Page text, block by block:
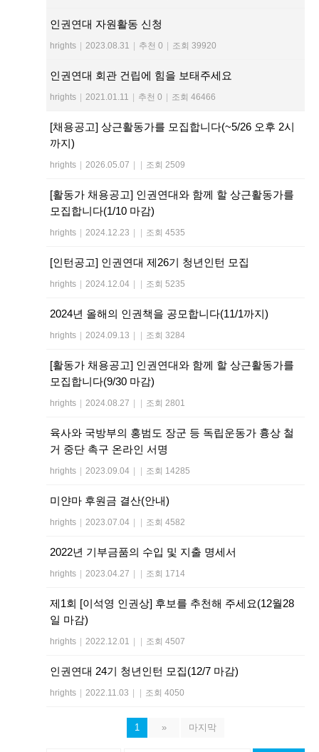
인권연대 자원활동 신청
hrights | 2023.08.31 | 추천 0 | 조회 39920
인권연대 회관 건립에 힘을 보태주세요
hrights | 2021.01.11 | 추천 0 | 조회 46466
[채용공고] 상근활동가를 모집합니다(~5/26 오후 2시
까지)
hrights | 2026.05.07 | | 조회 2509
[활동가 채용공고] 인권연대와 함께 할 상근활동가를
모집합니다(1/10 마감)
hrights | 2024.12.23 | | 조회 4535
[인턴공고] 인권연대 제26기 청년인턴 모집
hrights | 2024.12.04 | | 조회 5235
2024년 올해의 인권책을 공모합니다(11/1까지)
hrights | 2024.09.13 | | 조회 3284
[활동가 채용공고] 인권연대와 함께 할 상근활동가를
모집합니다(9/30 마감)
hrights | 2024.08.27 | | 조회 2801
육사와 국방부의 홍범도 장군 등 독립운동가 흉상 철
거 중단 촉구 온라인 서명
hrights | 2023.09.04 | | 조회 14285
미얀마 후원금 결산(안내)
hrights | 2023.07.04 | | 조회 4582
2022년 기부금품의 수입 및 지출 명세서
hrights | 2023.04.27 | | 조회 1714
제1회 [이석영 인권상] 후보를 추천해 주세요(12월28
일 마감)
hrights | 2022.12.01 | | 조회 4507
인권연대 24기 청년인턴 모집(12/7 마감)
hrights | 2022.11.03 | | 조회 4050
1 » 마지막